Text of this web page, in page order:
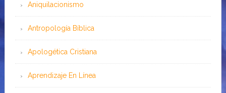
Aniquilacionismo
Antropología Bíblica
Apologética Cristiana
Aprendizaje En Línea